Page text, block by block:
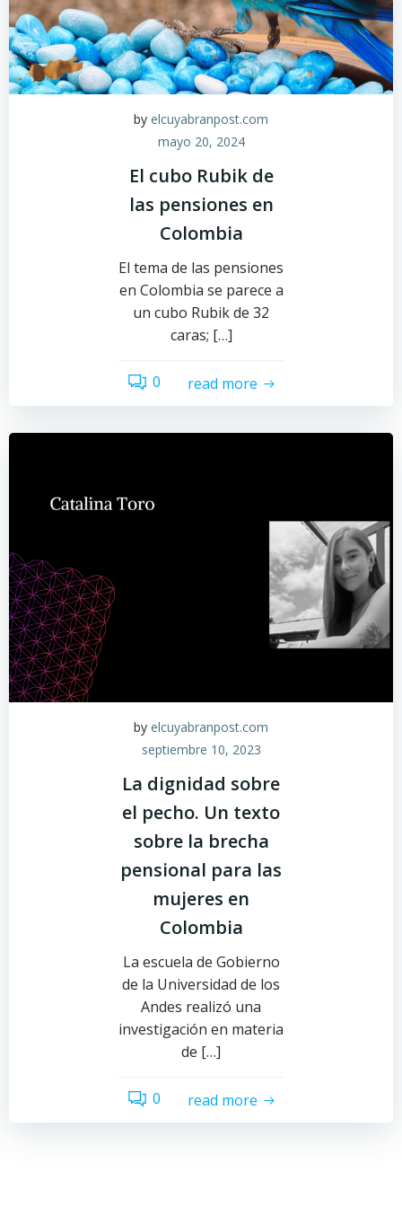
by elcuyabranpost.com
mayo 20, 2024
El cubo Rubik de
las pensiones en
Colombia
El tema de las pensiones
en Colombia se parece a
un cubo Rubik de 32
caras; […]
0 read more
by elcuyabranpost.com
septiembre 10, 2023
La dignidad sobre
el pecho. Un texto
sobre la brecha
pensional para las
mujeres en
Colombia
La escuela de Gobierno
de la Universidad de los
Andes realizó una
investigación en materia
de […]
0 read more